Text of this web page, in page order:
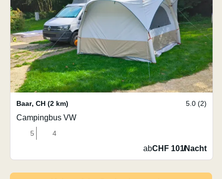
Baar, CH (2 km) 5.0 (2)
Campingbus VW
5 4
abCHF 101/Nacht